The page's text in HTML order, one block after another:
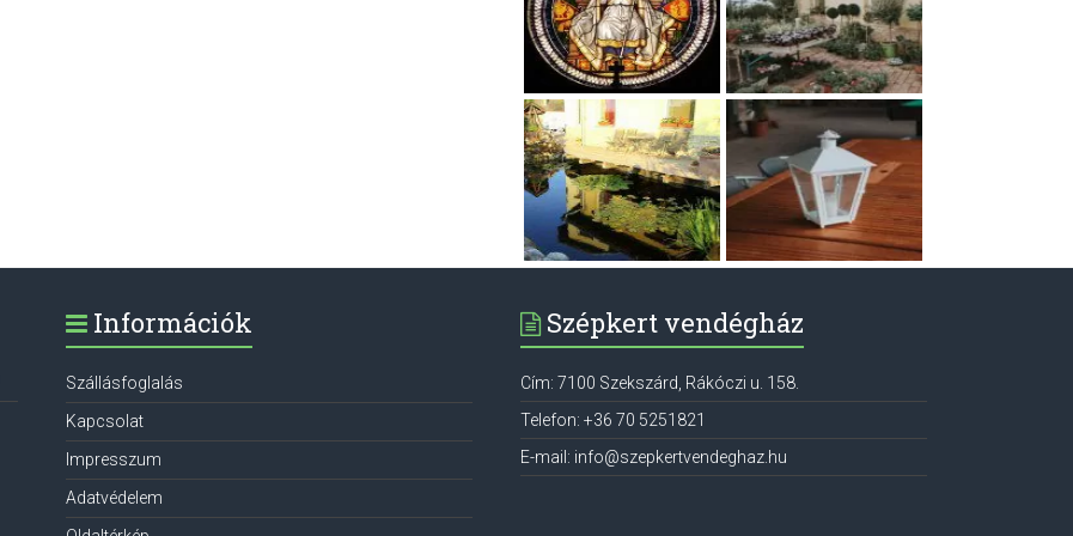
Információk
Szállásfoglalás
Kapcsolat
Impresszum
Adatvédelem
Szépkert vendégház
Cím: 7100 Szekszárd Rákóczi u. 158.
Telefon:+36 70 5251821
E-mail: info@szepkertvendeghaz.hu